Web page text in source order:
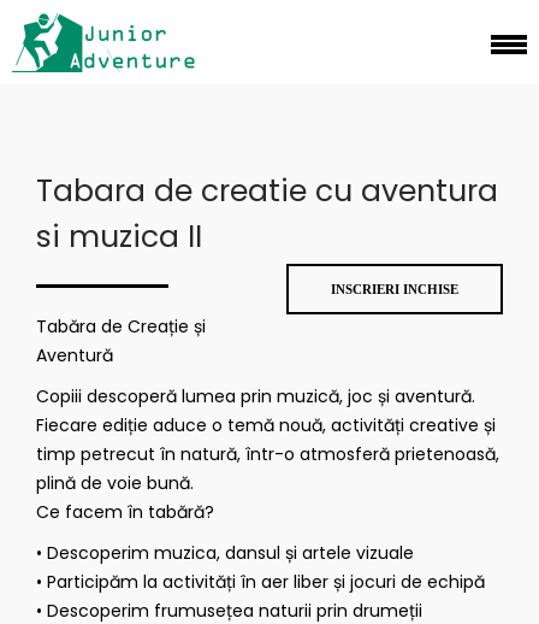
Tabara de creatie cu aventura
si muzica II
INSCRIERI INCHISE
Tabăra de Creație și
Aventură
Copiii descoperă lumea prin muzică, joc și aventură.
Fiecare ediție aduce o temă nouă, activități creative și
timp petrecut în natură, într-o atmosferă prietenoasă,
plină de voie bună.
Ce facem în tabără?
• Descoperim muzica, dansul și artele vizuale
• Participăm la activități în aer liber și jocuri de echipă
• Descoperim frumusețea naturii prin drumeții